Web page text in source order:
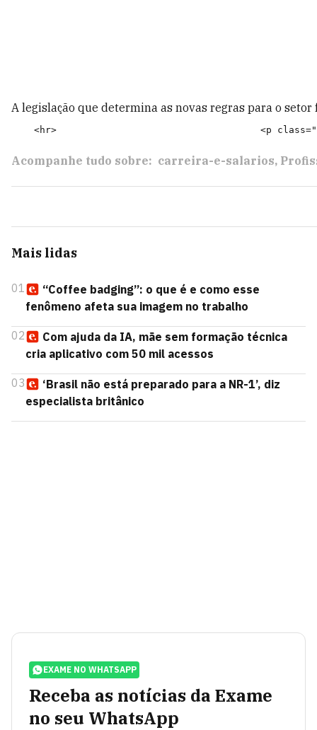
A legislação que determina as novas regras para o
Acompanhe tudo sobre: carreira-e-salarios
Mais lidas
01
“Coffee badging”: o que é e como esse
fenômeno afeta sua imagem no trabalho
02
Com ajuda da IA, mãe sem formação técnica
cria aplicativo com 50 mil acessos
03
‘Brasil não está preparado para a NR-1’, diz
especialista britânico
EXAME NO WHATSAPP
Receba as notícias da Exame
no seu WhatsApp